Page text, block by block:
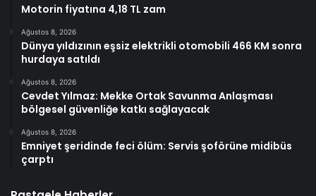
Motorin fiyatına 4,18 TL zam
Ağustos 8, 2026
Dünya yıldızının eşsiz elektrikli otomobili 466 KM sonra
hurdaya satıldı
Ağustos 8, 2026
Cevdet Yılmaz: Mekke Ortak Savunma Anlaşması
bölgesel güvenliğe katkı sağlayacak
Ağustos 8, 2026
Emniyet şeridinde feci ölüm: Servis şoförüne midibüs
çarptı